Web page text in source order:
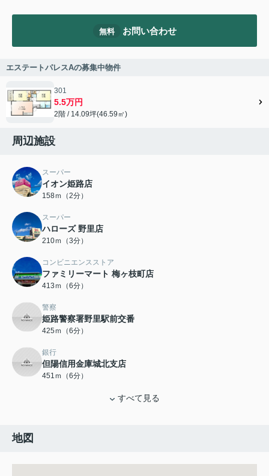
無料 お問い合わせ
エステートパレスAの募集中物件
301
5.5万円
2階 / 14.09坪(46.59㎡)
周辺施設
スーパー
イオン姫路店
158ｍ（2分）
スーパー
ハローズ 野里店
210ｍ（3分）
コンビニエンスストア
ファミリーマート 梅ヶ枝町店
413ｍ（6分）
警察
姫路警察署野里駅前交番
425ｍ（6分）
銀行
但陽信用金庫城北支店
451ｍ（6分）
すべて見る
地図